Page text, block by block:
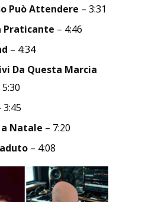
Può Attendere – 3:31
Praticante – 4:46
– 4:34
Da Questa Marcia
5:30
3:45
Natale – 7:20
– 4:08